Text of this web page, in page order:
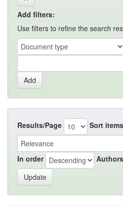
Add filters:
Use filters to refine the search
Results/Page Sort
In order